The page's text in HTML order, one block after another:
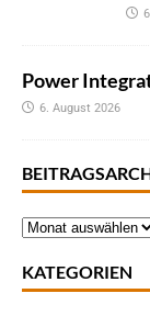
Power
6. August 2026
KATEGORIEN